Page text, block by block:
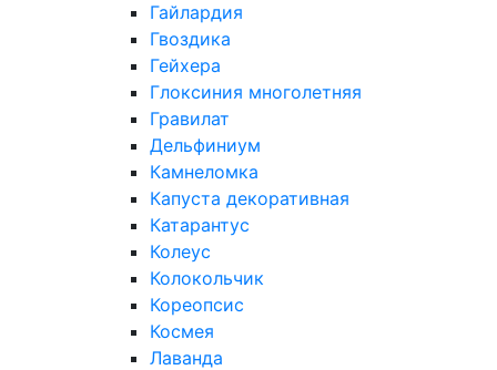
Гайлардия
Гвоздика
Гейхера
Глоксиния многолетняя
Гравилат
Дельфиниум
Камнеломка
Капуста декоративная
Катарантус
Колеус
Колокольчик
Кореопсис
Космея
Лаванда